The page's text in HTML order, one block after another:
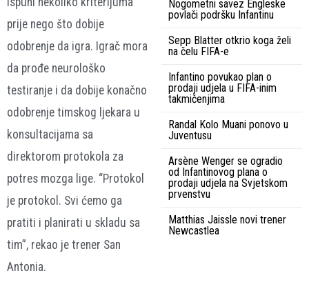
prije nego što dobije
odobrenje da igra. Igrač mora
da prođe neurološko
testiranje i da dobije konačno
odobrenje timskog ljekara u
konsultacijama sa
direktorom protokola za
potres mozga lige. “Protokol
je protokol. Svi ćemo ga
pratiti i planirati u skladu sa
tim”, rekao je trener San
Antonia.
Nogometni savez Engleske
povlači podršku Infantinu
Sepp Blatter otkrio koga želi
na čelu FIFA-e
Infantino povukao plan o
prodaji udjela u FIFA-inim
takmičenjima
Randal Kolo Muani ponovo u
Juventusu
Arsène Wenger se ogradio
od Infantinovog plana o
prodaji udjela na Svjetskom
prvenstvu
Matthias Jaissle novi trener
Newcastlea